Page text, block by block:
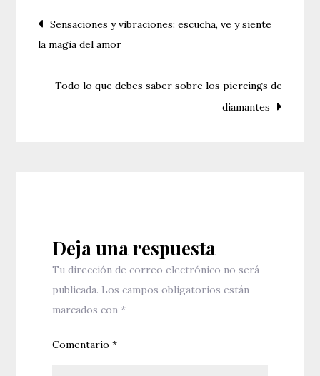
ideal
Navegación
de
entradas
Sensaciones y vibraciones: escucha, ve y siente
la magia del amor
Todo lo que debes saber sobre los piercings de
diamantes
Deja una respuesta
Tu dirección de correo electrónico no será
publicada. Los campos obligatorios están
marcados con*
Comentario*